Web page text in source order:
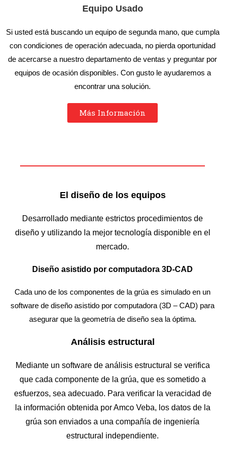
Equipo Usado
Si usted está buscando un equipo de segunda mano, que cumpla
con condiciones de operación adecuada, no pierda oportunidad
de acercarse a nuestro departamento de ventas y preguntar por
equipos de ocasión disponibles. Con gusto le ayudaremos a
encontrar una solución.
Más Información
El diseño de los equipos
Desarrollado mediante estrictos procedimientos de
diseño y utilizando la mejor tecnología disponible en el
mercado.
Diseño asistido por computadora 3D-CAD
Cada uno de los componentes de la grúa es simulado en un
software de diseño asistido por computadora (3D – CAD) para
asegurar que la geometría de diseño sea la óptima.
Análisis estructural
Mediante un software de análisis estructural se verifica
que cada componente de la grúa, que es sometido a
esfuerzos, sea adecuado. Para verificar la veracidad de
la información obtenida por Amco Veba, los datos de la
grúa son enviados a una compañía de ingeniería
estructural independiente.